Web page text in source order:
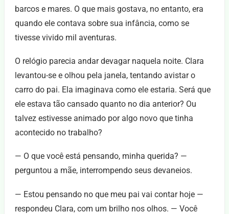
barcos e mares. O que mais gostava, no entanto, era
quando ele contava sobre sua infância, como se
tivesse vivido mil aventuras.
O relógio parecia andar devagar naquela noite. Clara
levantou-se e olhou pela janela, tentando avistar o
carro do pai. Ela imaginava como ele estaria. Será que
ele estava tão cansado quanto no dia anterior? Ou
talvez estivesse animado por algo novo que tinha
acontecido no trabalho?
— O que você está pensando, minha querida? —
perguntou a mãe, interrompendo seus devaneios.
— Estou pensando no que meu pai vai contar hoje —
respondeu Clara, com um brilho nos olhos. — Você